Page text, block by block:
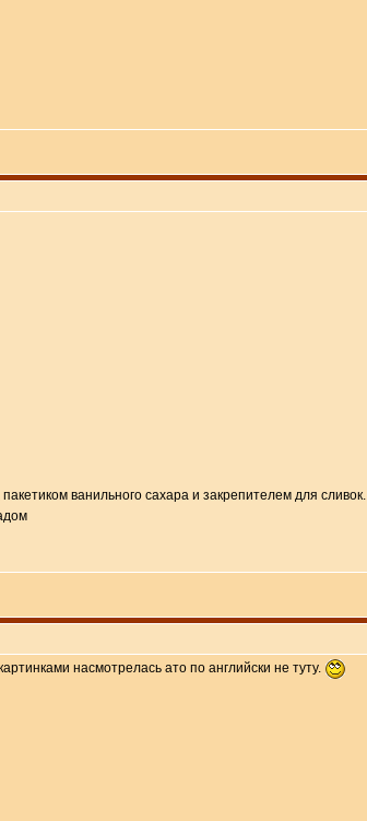
ванильного сахара и закрепителем для сливок.
насмотрелась ато по английски не туту.